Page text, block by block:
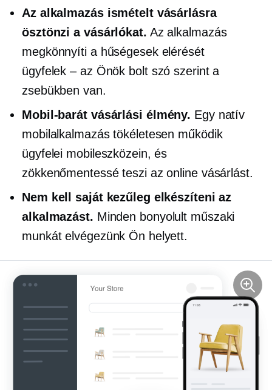
Az alkalmazás ismételt vásárlásra
ösztönzi a vásárlókat. Az alkalmazás
megkönnyíti a hűségesek elérését
ügyfelek – az Önök bolt szó szerint a
zsebükben van.
Mobil-barátvásárlási élmény. Egy natív
mobilalkalmazás tökéletesen működik
ügyfelei mobileszközein, és
zökkenőmentessé teszi az online vásárlást.
Nem kell saját kezűleg elkészíteni az
alkalmazást. Minden bonyolult műszaki
munkát elvégezünk Ön helyett.